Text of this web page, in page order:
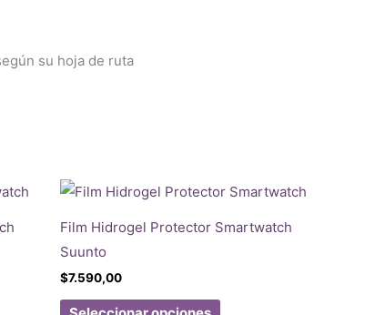
su hoja de ruta
Film Hidrogel Protector Smartwatch
Suunto
$7.590,00
Este